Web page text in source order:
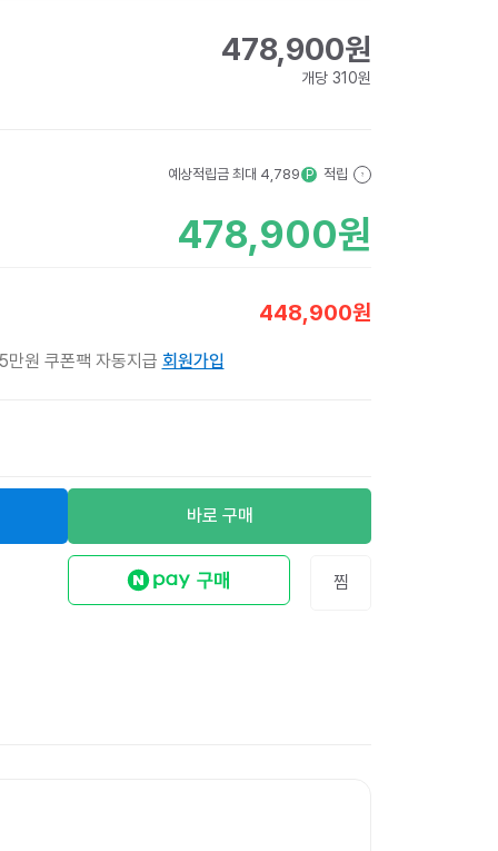
478,900원
개당 310원
예상적립금 최대 4,789 P 적립 ?
478,900원
448,900원
만원 쿠폰팩 자동지급 회원가입
바로 구매
찜